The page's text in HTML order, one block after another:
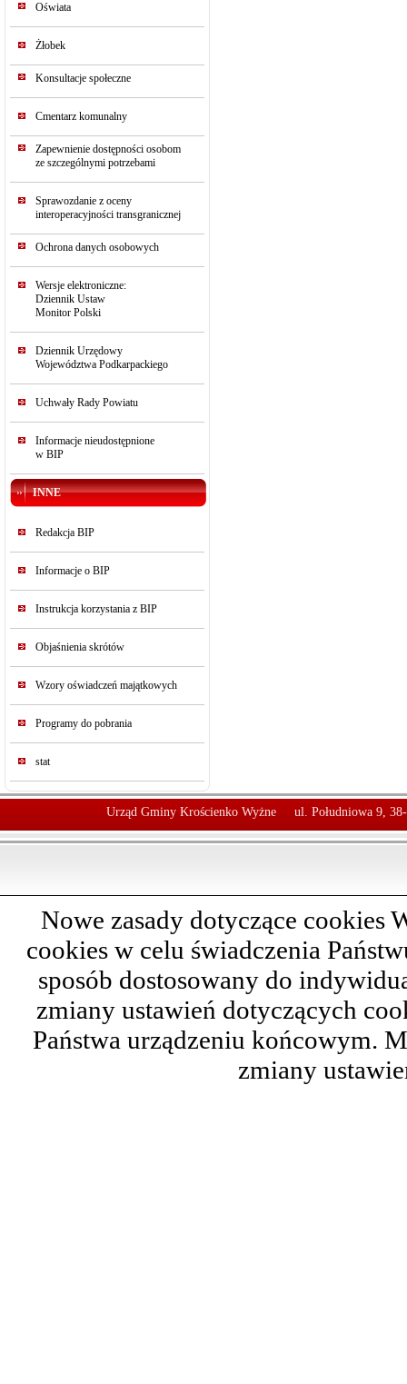
Oświata
Żłobek
Konsultacje społeczne
Cmentarz komunalny
Zapewnienie dostępności osobom
ze szczególnymi potrzebami
Sprawozdanie z oceny
interoperacyjności transgranicznej
Ochrona danych osobowych
Wersje elektroniczne:
Dziennik Ustaw
Monitor Polski
Dziennik Urzędowy
Województwa Podkarpackiego
Uchwały Rady Powiatu
Informacje nieudostępnione
w BIP
INNE
Redakcja BIP
Informacje o BIP
Instrukcja korzystania z BIP
Objaśnienia skrótów
Wzory oświadczeń majątkowych
Programy do pobrania
stat
Urząd Gminy Krościenko Wyżne ul. Południowa 9,
Nowe zasady dotyczące cookies
cookies w celu świadczenia
sposób dostosowany do
zmiany ustawień dotyczących
Państwa urządzeniu końcowym.
zmiany